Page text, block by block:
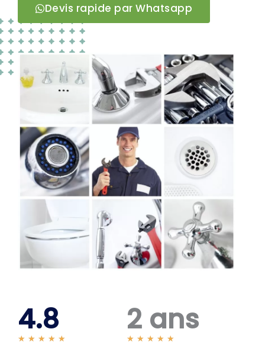
Devis rapide par Whatsapp
4.8
★ ★ ★ ★ ★
2 ans
★ ★ ★ ★ ★